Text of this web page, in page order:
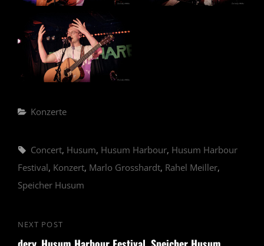
Categories
Konzerte
Tags,
Concert, Husum, Husum Harbour, Husum Harbour
Festival, Konzert, Marlo Grosshardt, Rahel Meiller,
Speicher Husum
Beitragsnavigation
Next
NEXT POST